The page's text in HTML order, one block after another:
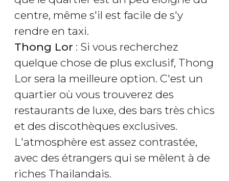
centre, même s'il est facile de s'y
rendre en taxi.
Thong Lor : Si vous recherchez
quelque chose de plus exclusif, Thong
Lor sera la meilleure option. C'est un
quartier où vous trouverez des
restaurants de luxe, des bars très chics
et des discothèques exclusives.
L'atmosphère est assez contrastée,
avec des étrangers qui se mêlent à de
riches Thaïlandais.